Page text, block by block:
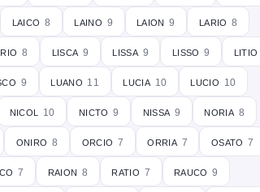
laico 8 laino 9 laion 9 lario 8
8 lisca 9 lissa 9 lisso 9 litio
9 luano 11 lucia 10 lucio 10
nicol 10 nicto 9 nissa 9 noria 8
oniro 8 orcio 7 orria 7 osato 7
7 raion 8 ratio 7 rauco 9